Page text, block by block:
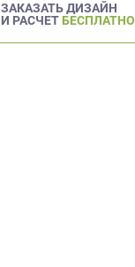
ЗАКАЗАТЬ ДИЗАЙН
И РАСЧЕТ БЕСПЛАТНО